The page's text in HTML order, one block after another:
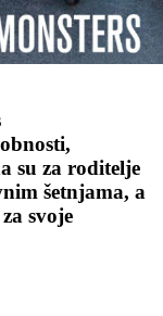
su za roditelje
šetnjama, a
svoje